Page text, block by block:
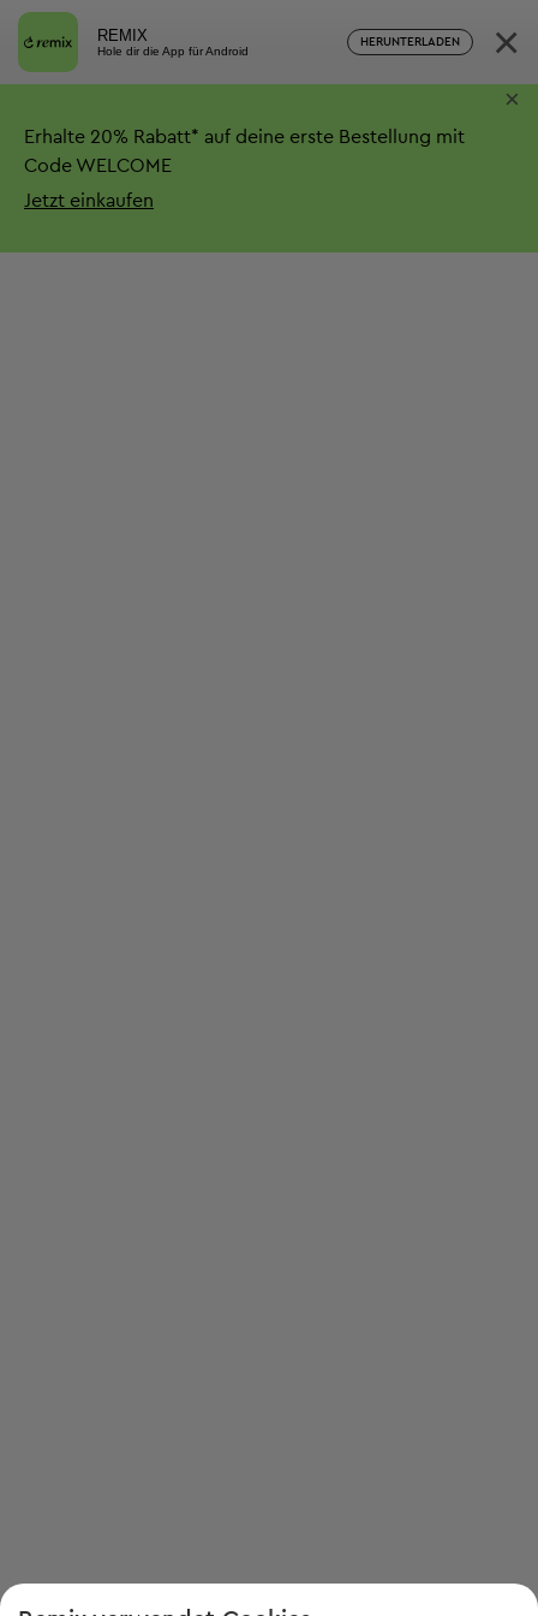
REMIX
Hole dir die App für Android
HERUNTERLADEN ×
Erhalte 20% Rabatt* auf deine erste Bestellung mit
Code WELCOME
Jetzt einkaufen
×